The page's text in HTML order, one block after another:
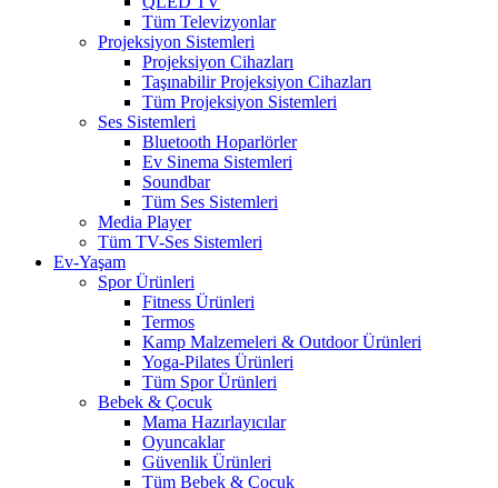
Tüm Televizyonlar
Projeksiyon Sistemleri
Projeksiyon Cihazları
Taşınabilir Projeksiyon Cihazları
Tüm Projeksiyon Sistemleri
Ses Sistemleri
Bluetooth Hoparlörler
Ev Sinema Sistemleri
Soundbar
Tüm Ses Sistemleri
Media Player
Tüm TV-Ses Sistemleri
Ev-Yaşam
Spor Ürünleri
Fitness Ürünleri
Termos
Kamp Malzemeleri & Outdoor Ürünleri
Yoga-Pilates Ürünleri
Tüm Spor Ürünleri
Bebek & Çocuk
Mama Hazırlayıcılar
Oyuncaklar
Güvenlik Ürünleri
Tüm Bebek & Çocuk